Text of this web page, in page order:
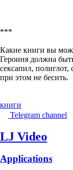
***
Какие книги вы
Героиня должна
сексапил, полиглот,
при этом не бесить.
книги
Telegram channel
LJ Video
Applications